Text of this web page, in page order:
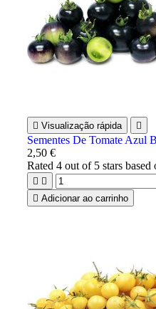
 Visualização rápida 
Sementes De Tomate Azul
2,50 €
Rated4 out of 5 stars based
 
 Adicionar ao carrinho